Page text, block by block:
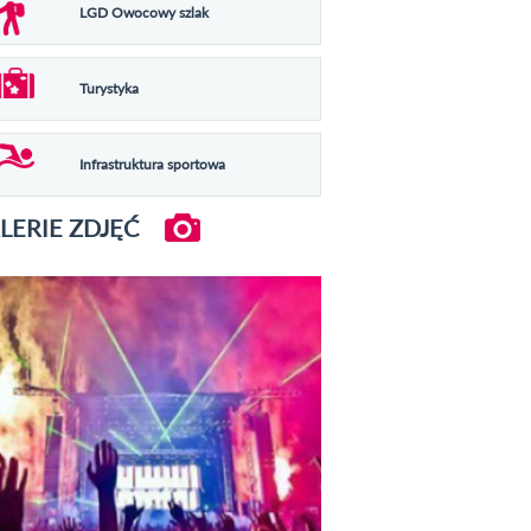
LGD Owocowy szlak
Turystyka
Infrastruktura sportowa
ZDJĘĆ